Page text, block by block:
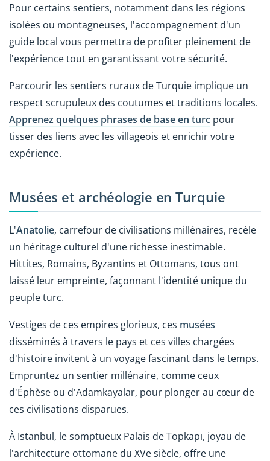
Pour certains sentiers, notamment dans les régions
isolées ou montagneuses, l'accompagnement d'un
guide local vous permettra de profiter pleinement de
l'expérience tout en garantissant votre sécurité.
Parcourir les sentiers ruraux de Turquie implique un
respect scrupuleux des coutumes et traditions locales.
Apprenez quelques phrases de base en turc pour
tisser des liens avec les villageois et enrichir votre
expérience.
Musées et archéologie en Turquie
L'Anatolie, carrefour de civilisations millénaires, recèle
un héritage culturel d'une richesse inestimable.
Hittites, Romains, Byzantins et Ottomans, tous ont
laissé leur empreinte, façonnant l'identité unique du
peuple turc.
Vestiges de ces empires glorieux, ces musées
disséminés à travers le pays et ces villes chargées
d'histoire invitent à un voyage fascinant dans le temps.
Empruntez un sentier millénaire, comme ceux
d'Éphèse ou d'Adamkayalar, pour plonger au cœur de
ces civilisations disparues.
À Istanbul, le somptueux Palais de Topkapı, joyau de
l'architecture ottomane du XVe siècle, offre une